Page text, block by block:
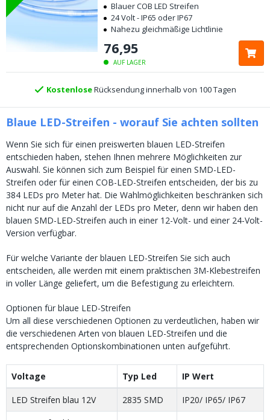
AUF LAGER
76,95
Blauer COB LED Streifen
24 Volt - IP65 oder IP67
Nahezu gleichmäßige Lichtlinie
Heute bestellt, amselben Tag verschickt
5 Jahre Garantie
KostenloserVersand ab € 49,-
Blaue LED-Streifen - worauf Sie achten sollten
Wenn Sie sich für einen preiswerten blauen LED-Streifen
entschieden haben, stehen Ihnen mehrere Möglichkeiten zur
Auswahl. Sie können sich zum Beispiel für einen SMD-LED-
Streifen oder für einen COB-LED-Streifen entscheiden, der bis zu
384 LEDs pro Meter hat. Die Wahlmöglichkeiten beschränken sich
nicht nur auf die Anzahl der LEDs pro Meter, denn wir haben den
blauen SMD-LED-Streifen auch in einer 12-Volt- und einer 24-Volt-
Version verfügbar.
Für welche Variante der blauen LED-Streifen Sie sich auch
entscheiden, alle werden mit einem praktischen 3M-Klebestreifen
in voller Länge geliefert, um die Befestigung zu erleichtern.
Optionen für blaue LED-Streifen
Um all diese verschiedenen Optionen zu verdeutlichen, haben wir
die verschiedenen Arten von blauen LED-Streifen und die
entsprechenden Optionskombinationen unten aufgeführt.
Voltage Typ Led IP Wert
LED Streifen blau 12V 2835 SMD
IP20/ IP65/ IP67